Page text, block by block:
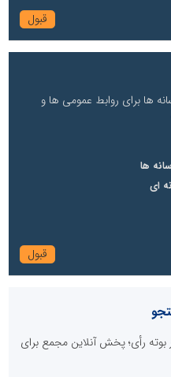
ها برای روابط عمومی ها و
ها
ای
سال ۱۴۰۴ کالبر در بوته رأی؛ پخش آنلاین مجمع برای